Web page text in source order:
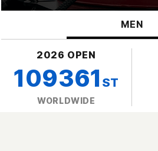
MEN
2026 OPEN
109361 ST
WORLDWIDE